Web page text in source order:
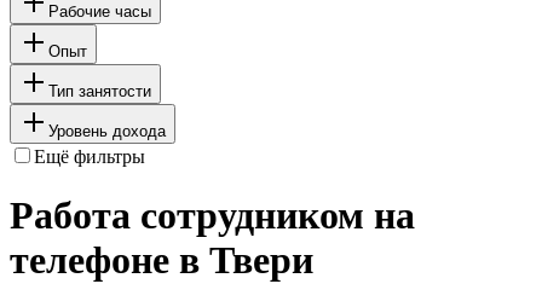
Рабочие часы
Опыт
Тип занятости
Уровень дохода
Ещё фильтры
Работа сотрудником на
телефоне в Твери